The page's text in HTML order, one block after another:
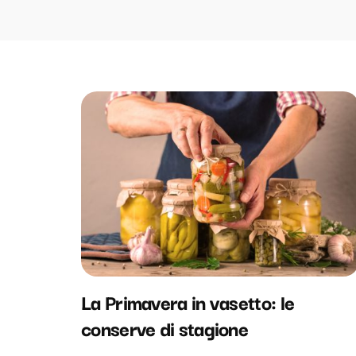
La Primavera in vasetto: le
conserve di stagione